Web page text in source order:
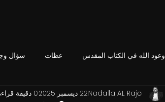
وعود الله في الكتاب المقدس عظات سؤال
Nadalla AL Rajo22 ديسمبر 2025 0 دقيقة قراءة